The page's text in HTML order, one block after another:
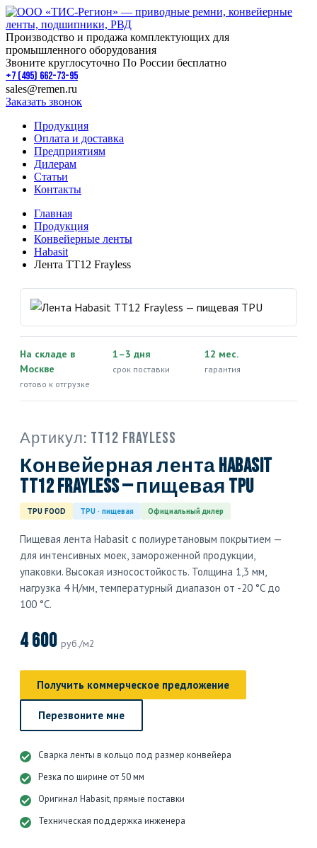
Производство и продажа комплектующих для
промышленного оборудования
Звоните круглосуточно По России бесплатно
+7 (495) 662-73-95
sales@remen.ru
Заказать звонок
Продукция
Оплата и доставка
Предприятиям
Дилерам
Статьи
Контакты
Главная
Продукция
Конвейерные ленты
Habasit
Лента TT12 Frayless
На складе в
Москве
готово к отгрузке
1–3 дня
срок поставки
12 мес.
гарантия
Артикул: TT12 Frayless
Конвейерная лента Habasit
TT12 Frayless — пищевая TPU
TPU FOOD TPU · пищевая Официальный дилер
Пищевая лента Habasit с полиуретановым покрытием —
для интенсивных моек, замороженной продукции,
упаковки. Высокая износостойкость. Толщина 1,3 мм,
нагрузка 4 Н/мм, температурный диапазон от -20 °C до
100 °C.
4 600 руб./м2
Получить коммерческое предложение
Перезвоните мне
Сварка ленты в кольцо под размер конвейера
Резка по ширине от 50 мм
Оригинал Habasit, прямые поставки
Техническая поддержка инженера